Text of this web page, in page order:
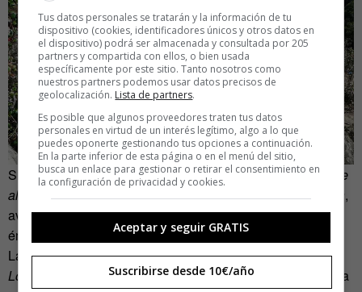
Su admiración se hizo patente cuando escribióNuevo viaje
alrededor del mundo por un rumbo antes seguidoyLa vida ,
aventuras y desventuras del famoso Capitán Singleton, un
émulo literario del pirata.
La misma admiración que sintió Johnathan Swift, autor de
Los viajes de Gulliver, cuyo protagonista cita varias veces a
Tus datos personales se tratarán y la información de tu
dispositivo (cookies, identificadores únicos y otros datos en
el dispositivo) podrá ser almacenada y consultada por 205
partners y compartida con ellos, o bien usada
específicamente por este sitio. Tanto nosotros como
nuestros partners podemos usar datos precisos de
geolocalización. Lista de partners.
Es posible que algunos proveedores traten tus datos
personales en virtud de un interés legítimo, algo a lo que
puedes oponerte gestionando tus opciones a continuación.
En la parte inferior de esta página o en el menú del sitio,
busca un enlace para gestionar o retirar el consentimiento en
la configuración de privacidad y cookies.
Aceptar y seguir GRATIS
Suscribirse desde 10€/año